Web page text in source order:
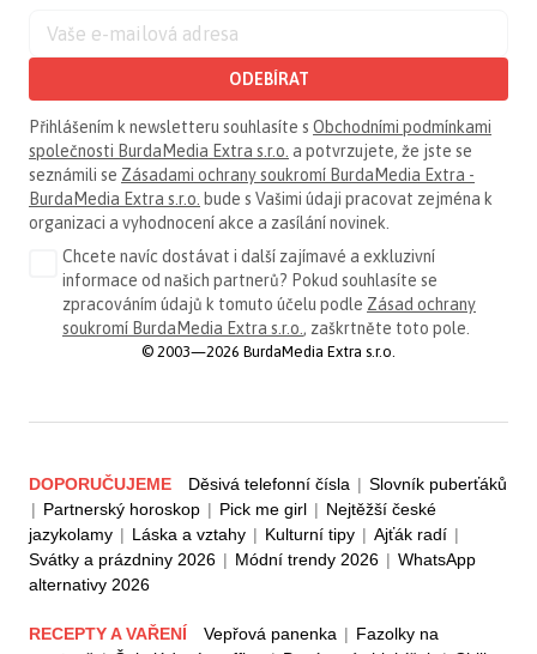
ODEBÍRAT
Přihlášením k newsletteru souhlasíte s Obchodními podmínkami
společnosti BurdaMedia Extra s.r.o. a potvrzujete, že jste se
seznámili se Zásadami ochrany soukromí BurdaMedia Extra -
BurdaMedia Extra s.r.o. bude s Vašimi údaji pracovat zejména k
organizaci a vyhodnocení akce a zasílání novinek.
Chcete navíc dostávat i další zajímavé a exkluzivní
informace od našich partnerů? Pokud souhlasíte se
zpracováním údajů k tomuto účelu podle Zásad ochrany
soukromí BurdaMedia Extra s.r.o. , zaškrtněte toto pole.
© 2003—2026 BurdaMedia Extra s.r.o.
DOPORUČUJEME Děsivá telefonní čísla | Slovník puberťáků
| Partnerský horoskop | Pick me girl | Nejtěžší české
jazykolamy | Láska a vztahy | Kulturní tipy | Ajťák radí |
Svátky a prázdniny 2026 | Módní trendy 2026 | WhatsApp
alternativy 2026
RECEPTY A VAŘENÍ Vepřová panenka | Fazolky na